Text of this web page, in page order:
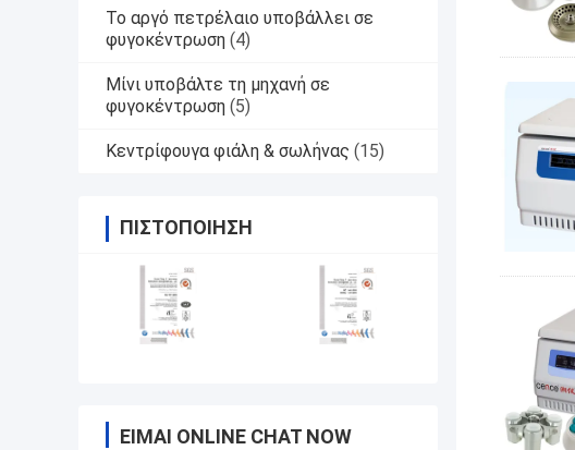
Το αργό πετρέλαιο υποβάλλει σε
φυγοκέντρωση (4)
Μίνι υποβάλτε τη μηχανή σε
φυγοκέντρωση (5)
Κεντρίφουγα φιάλη & σωλήνας (15)
ΠΙΣΤΟΠΟΊΗΣΗ
ΕΊΜΑΙ ONLINE CHAT NOW